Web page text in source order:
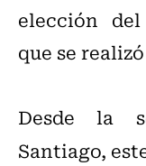
elección del
que se
Desde la
Santiago,